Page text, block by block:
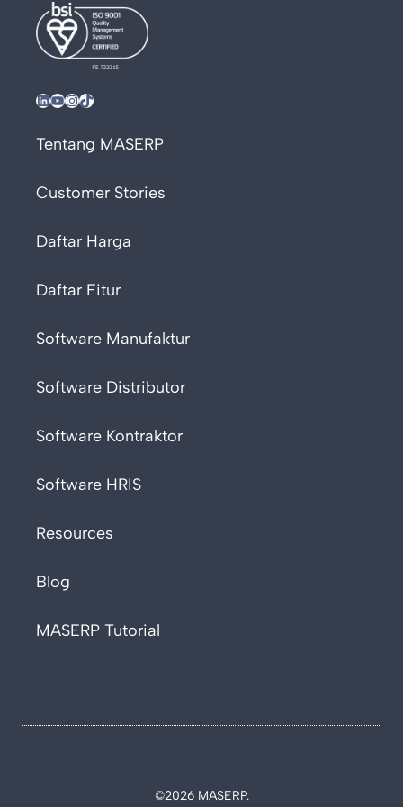
LinkedIn YouTube InstagramTikTok
Tentang MASERP
Customer Stories
Daftar Harga
Daftar Fitur
Software Manufaktur
Software Distributor
Software Kontraktor
Software HRIS
Resources
Blog
MASERP Tutorial
©2026 MASERP.